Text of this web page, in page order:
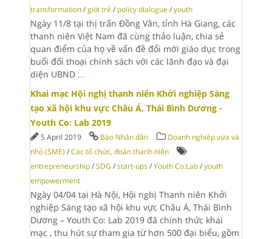
transformation /giới trẻ / policy dialogue /youth
Ngày 11/8 tại thị trấn Đồng Văn, tỉnh Hà Giang, các
thanh niên Việt Nam đã cùng thảo luận, chia sẻ
quan điểm của họ về vấn đề đổi mới giáo dục trong
buổi đối thoại chính sách với các lãnh đạo và đại
diện UBND ...
Khai mạc Hội nghị thanh niên Khởi nghiệp Sáng
tạo xã hội khu vực Châu Á, Thái Bình Dương -
Youth Co: Lab 2019
5 April 2019 Báo Nhân dân
Doanh nghiệp vừa và
nhỏ (SME) /Các tổ chức, đoàn thanh niên
entrepreneurship /SDG /start-ups /Youth Co:Lab /youth
empowerment
Ngày 04/04 tại Hà Nội, Hội nghị Thanh niên Khởi
nghiệp Sáng tạo xã hội khu vực Châu Á, Thái Bình
Dương – Youth Co: Lab 2019 đã chính thức khai
mạc , thu hút sự tham gia từ hơn 500 đại biểu, gồm